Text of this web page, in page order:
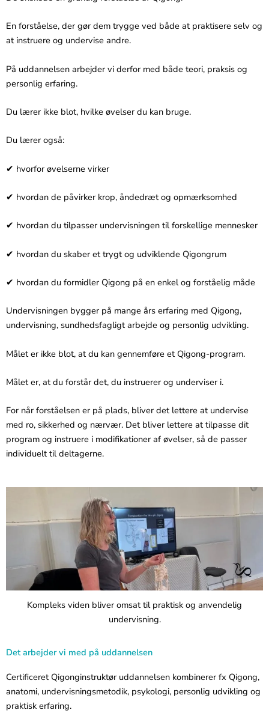
En forståelse, der gør dem trygge ved både at praktisere selv og
at instruere og undervise andre.
På uddannelsen arbejder vi derfor med både teori, praksis og
personlig erfaring.
Du lærer ikke blot, hvilke øvelser du kan bruge.
Du lærer også:
✔ hvorfor øvelserne virker
✔ hvordan de påvirker krop, åndedræt og opmærksomhed
✔ hvordan du tilpasser undervisningen til forskellige mennesker
✔ hvordan du skaber et trygt og udviklende Qigongrum
✔ hvordan du formidler Qigong på en enkel og forståelig måde
Undervisningen bygger på mange års erfaring med Qigong,
undervisning, sundhedsfagligt arbejde og personlig udvikling.
Målet er ikke blot, at du kan gennemføre et Qigong-program.
Målet er, at du forstår det, du instruerer og underviser i.
For når forståelsen er på plads, bliver det lettere at undervise
med ro, sikkerhed og nærvær. Det bliver lettere at tilpasse dit
program og instruere i modifikationer af øvelser, så de passer
individuelt til deltagerne.
Kompleks viden bliver omsat til praktisk og anvendelig
undervisning.
Det arbejder vi med på uddannelsen
Certificeret Qigonginstruktør uddannelsen kombinerer fx Qigong,
anatomi, undervisningsmetodik, psykologi, personlig udvikling og
praktisk erfaring.